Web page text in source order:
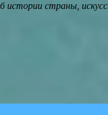
страны,